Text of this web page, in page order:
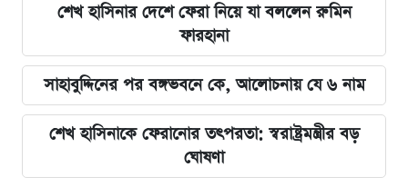
শেখ হাসিনার দেশে ফেরা নিয়ে যা বললেন রুমিন
ফারহানা
সাহাবুদ্দিনের পর বঙ্গভবনে কে, আলোচনায় যে ৬ নাম
শেখ হাসিনাকে ফেরানোর তৎপরতা: স্বরাষ্ট্রমন্ত্রীর বড়
ঘোষণা